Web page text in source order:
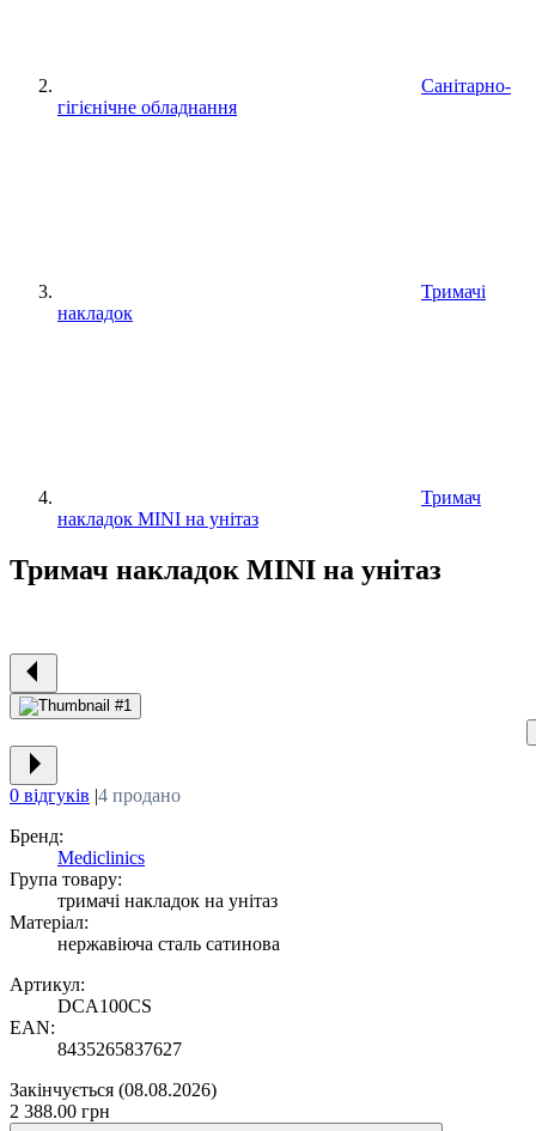
Санітарно-
гігієнічне обладнання
Тримачі
накладок
Тримач
накладок MINI на унітаз
Тримач накладок MINI на унітаз
0 відгуків |4 продано
Бренд:
Mediclinics
Група товару:
тримачі накладок на унітаз
Матеріал:
нержавіюча сталь сатинова
Артикул:
DCA100CS
EAN:
8435265837627
Закінчується (08.08.2026)
2 388.00 грн